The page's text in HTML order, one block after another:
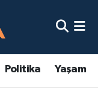
Politika Yaşam